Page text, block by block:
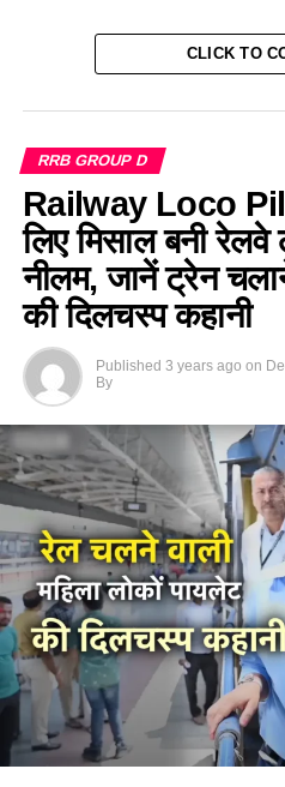
CLICK TO
RRB GROUP D
Railway Loco
लिए मिसाल बनी रेलवे
नीलम, जानें ट्रेन
की दिलचस्प कहानी
Published 3 years ago on
By